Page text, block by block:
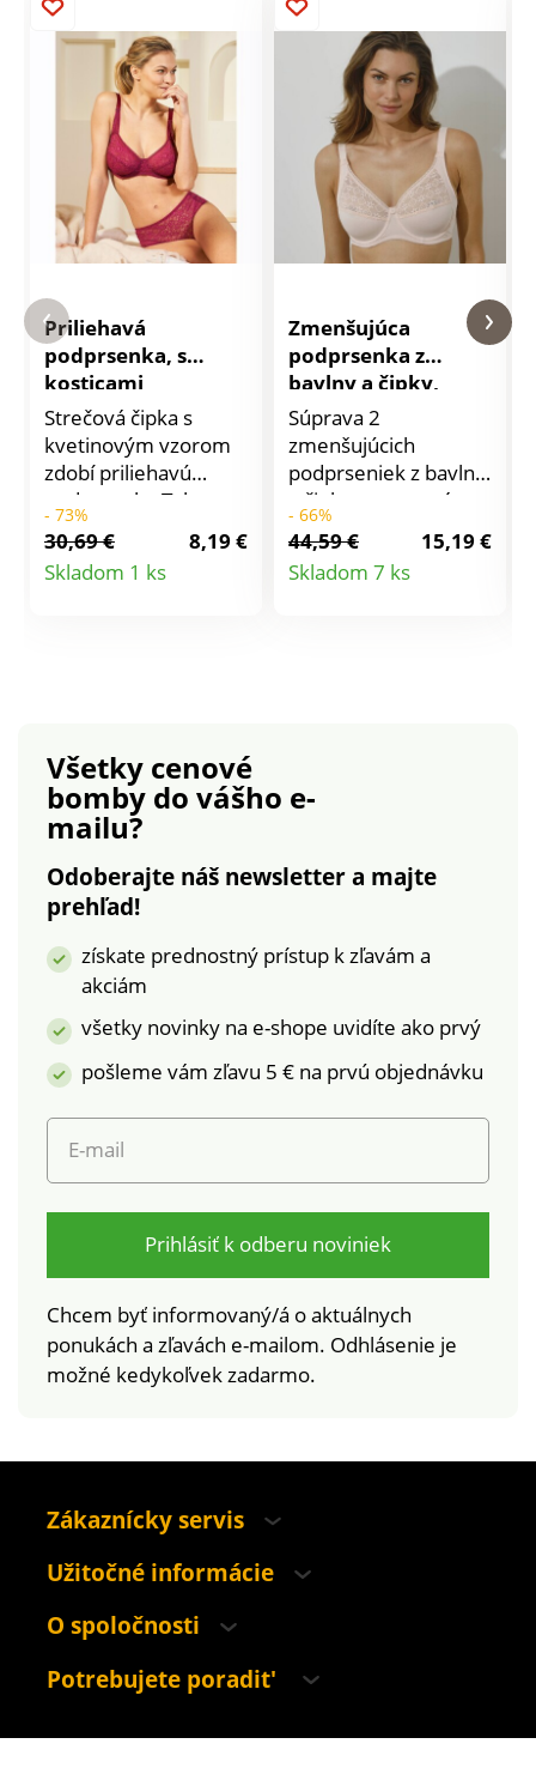
Priliehavá
podprsenka, s
kosticami
Strečová čipka s
kvetinovým vzorom
zdobí priliehavú
podprsenku Talara
zn. Confidence
Lingerie. S kosticami.
Priliehavé
čipkované ramienka,
vzadu saténové a
nastaviteľné. Rovný
Od veľ. 80D širšie
ramienka, na bokoch
kostice a trojité
háčikové zapínanie
vzadu. Standard 100
by Oeko-Tex (n° CQ
1216/3). Táto známka
označuje textilné
laboratórnym testom
na široké spektrum
škodlivých látok a
výrobok je bezpečný
nad rámec platných
práčke.
- 73%
30,69 €
8,19 €
Skladom 1 ks
Detail
Zmenšujúca
podprsenka z
bavlny a čipky,
súprava 2 ks
Súprava 2
zmenšujúcich
podprseniek z bavlny
a čipky sa postará o
pohodlné nosenie.
Zmenšujúci efekt. S
kosticami. Čipková
košíkmi našitá
ramienka. Bavlnený
prať v práčke.
- 66%
44,59 €
15,19 €
Skladom 7 ks
Detail
Všetky cenové
bomby do vášho e-
mailu?
Odoberajte náš newsletter a majte
prehľad!
získate prednostný prístup k zľavám a
akciám
všetky novinky na e-shope uvidíte ako prvý
pošleme vám zľavu 5 € na prvú objednávku
E-mail
Prihlásiť k odberu noviniek
Chcem byť informovaný/á o aktuálnych
ponukách a zľavách e-mailom. Odhlásenie je
možné kedykoľvek zadarmo.
Zákaznícky servis
Užitočné informácie
O spoločnosti
Potrebujete poradit'